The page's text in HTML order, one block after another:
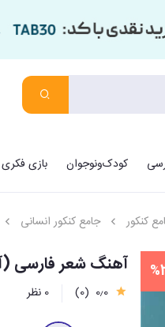
کودک‌ونوجوان بازی فکری
کنکور جامع کنکور انسانی
آهنگ شعر فارسی
0٫0 (0) 0 نظر